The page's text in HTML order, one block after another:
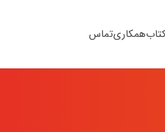
همکاریتماس